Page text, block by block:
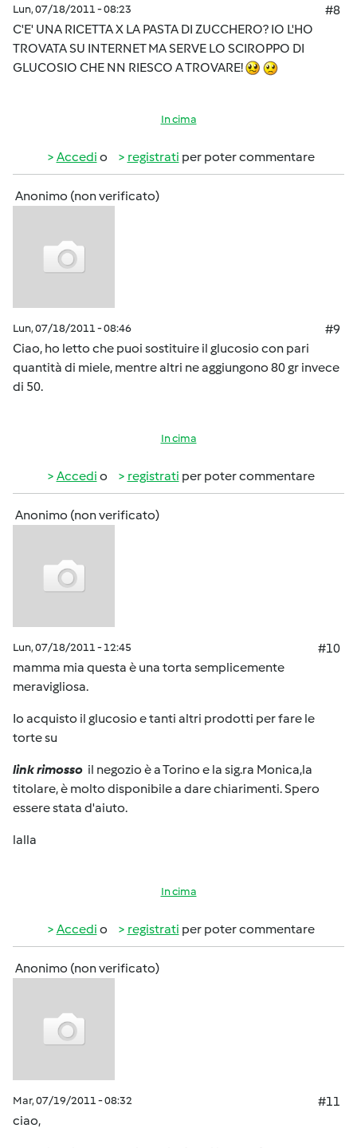
Lun, 07/18/2011 - 08:23
#8
C'E' UNA RICETTA X LA PASTA DI ZUCCHERO? IO L'HO
TROVATA SU INTERNET MA SERVE LO SCIROPPO DI
GLUCOSIO CHE NN RIESCO A TROVARE!
In cima
Accedi o registrati per poter commentare
Anonimo (non verificato)
Lun, 07/18/2011 - 08:46
#9
Ciao, ho letto che puoi sostituire il glucosio con pari
quantità di miele, mentre altri ne aggiungono 80 gr invece
di 50.
In cima
Accedi o registrati per poter commentare
Anonimo (non verificato)
Lun, 07/18/2011 - 12:45
#10
mamma mia questa è una torta semplicemente
meravigliosa.
Io acquisto il glucosio e tanti altri prodotti per fare le
torte su
link rimosso il negozio è a Torino e la sig.ra Monica,la
titolare, è molto disponibile a dare chiarimenti. Spero
essere stata d'aiuto.
lalla
In cima
Accedi o registrati per poter commentare
Anonimo (non verificato)
Mar, 07/19/2011 - 08:32
#11
ciao,